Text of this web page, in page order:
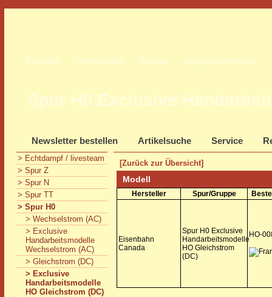
Startseite Unternehmen Kontakt Allgemeine Hinweise
Spur H0 Exclusive
Newsletter bestellen Artikelsuche Service
> Echtdampf / livesteam
> Spur Z
> Spur N
> Spur TT
> Spur H0
> Wechselstrom (AC)
> Exclusive
Handarbeitsmodelle
Wechselstrom (AC)
> Gleichstrom (DC)
> Exclusive
Handarbeitsmodelle
HO Gleichstrom (DC)
[Zurück zur Übersicht]
Modell
Hersteller Spur/Gruppe
Eisenbahn
Canada
Spur H0 Exclusive
Handarbeitsmodelle
HO Gleichstrom
(DC)
HO-